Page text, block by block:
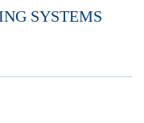
SYSTEMS